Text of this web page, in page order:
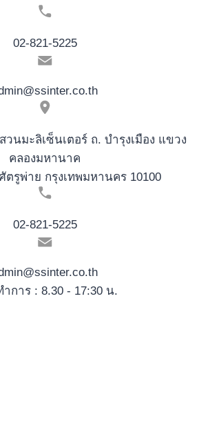
02-821-5225
วนมะลิเซ็นเตอร์ ถ. บำรุงเมือง แขวง
คลองมหานาค
ตรูพ่าย กรุงเทพมหานคร 10100
02-821-5225
ำการ : 8.30 - 17:30 น.